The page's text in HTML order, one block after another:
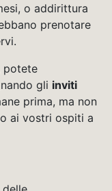
o addirittura
prenotare
potete
gli inviti
prima, ma non
ai vostri ospiti a